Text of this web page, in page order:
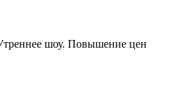
шоу. Повышение цен